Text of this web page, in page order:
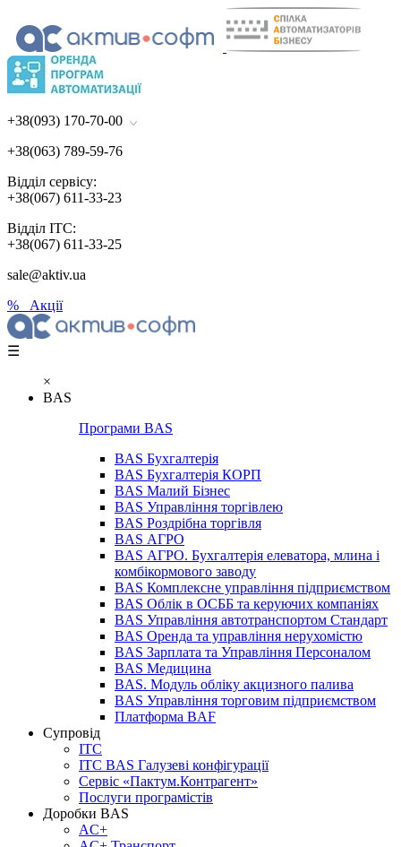
+38(093) 170-70-00
+38(063) 789-59-76
Відділ сервісу:
+38(067) 611-33-23
Відділ ІТС:
+38(067) 611-33-25
sale@aktiv.ua
% Акції
☰
×
BAS
Програми BAS
BAS Бухгалтерія
BAS Бухгалтерія КОРП
BAS Малий Бізнес
BAS Управління торгівлею
BAS Роздрібна торгівля
BAS АГРО
BAS АГРО. Бухгалтерія елеватора, млина і
комбікормового заводу
BAS Комплексне управління підприємством
BAS Облік в ОСББ та керуючих компаніях
BAS Управління автотранспортом Стандарт
BAS Оренда та управління нерухомістю
BAS Зарплата та Управління Персоналом
BAS Медицина
BAS. Модуль обліку акцизного палива
BAS Управління торговим підприємством
Платформа BAF
Супровід
ІТС
ІТС BAS Галузеві конфігурації
Сервіс «Пактум.Контрагент»
Послуги програмістів
Доробки BAS
AC+